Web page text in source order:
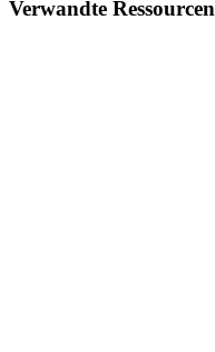
Verwandte Ressourcen